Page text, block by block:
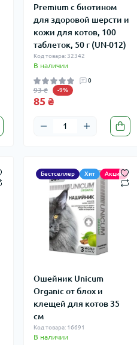
Рremium с биотином
для здоровой шерсти и
кожи для котов, 100
таблеток, 50 г (UN-012)
Код товара: 32342
В наличии
0
93 ₴ -9%
85 ₴
Бестселлер Хит Акция
Ошейник Unicum
Organic от блох и
клещей для котов 35
см
Код товара: 16691
В наличии